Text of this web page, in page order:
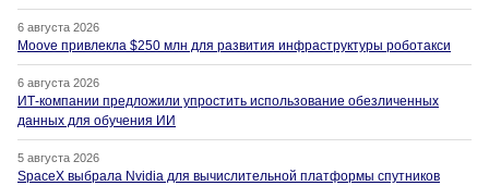
6 августа 2026
Moove привлекла $250 млн для развития инфраструктуры роботакси
6 августа 2026
ИТ-компании предложили упростить использование обезличенных
данных для обучения ИИ
5 августа 2026
SpaceX выбрала Nvidia для вычислительной платформы спутников